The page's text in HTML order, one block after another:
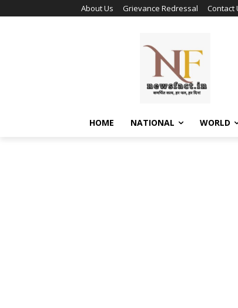
About Us Grievance Redressal Contact
HOME NATIONAL WORLD